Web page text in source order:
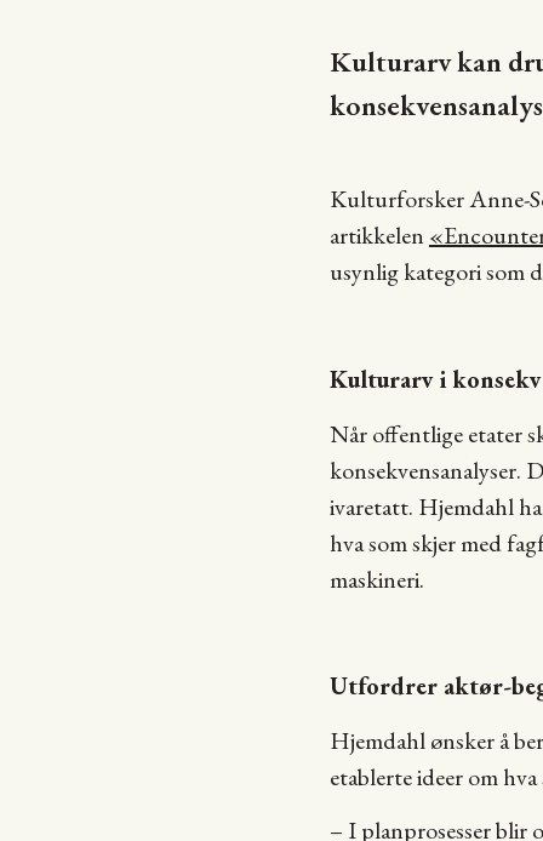
Kulturarv kan
Kulturforsker Anne-
artikkelen
usynlig kategori som
Kulturarv i
Når offentlige etater
konsekvensanalyser.
ivaretatt. Hjemdahl
hva som skjer med
maskineri.
Utfordrer aktør-
Hjemdahl ønsker å
etablerte ideer om
– I planprosesser blir